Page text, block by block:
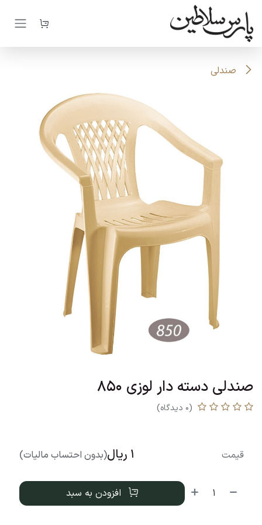
صرف نظر و مشاهده محتوا
صندلی
صندلی دسته دار لوزی 850
(0 دیدگاه)
افزودن به سبد
قیمت 1 ریال(بدون احتساب مالیات)